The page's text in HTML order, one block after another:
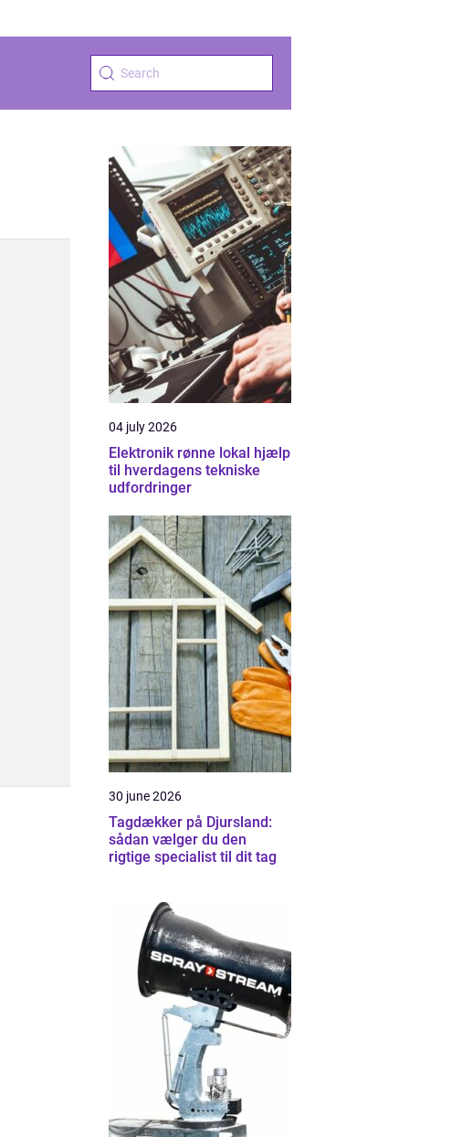
04 july 2026
Elektronik rønne lokal hjælp
til hverdagens tekniske
udfordringer
30 june 2026
Tagdækker på Djursland:
sådan vælger du den
rigtige specialist til dit tag